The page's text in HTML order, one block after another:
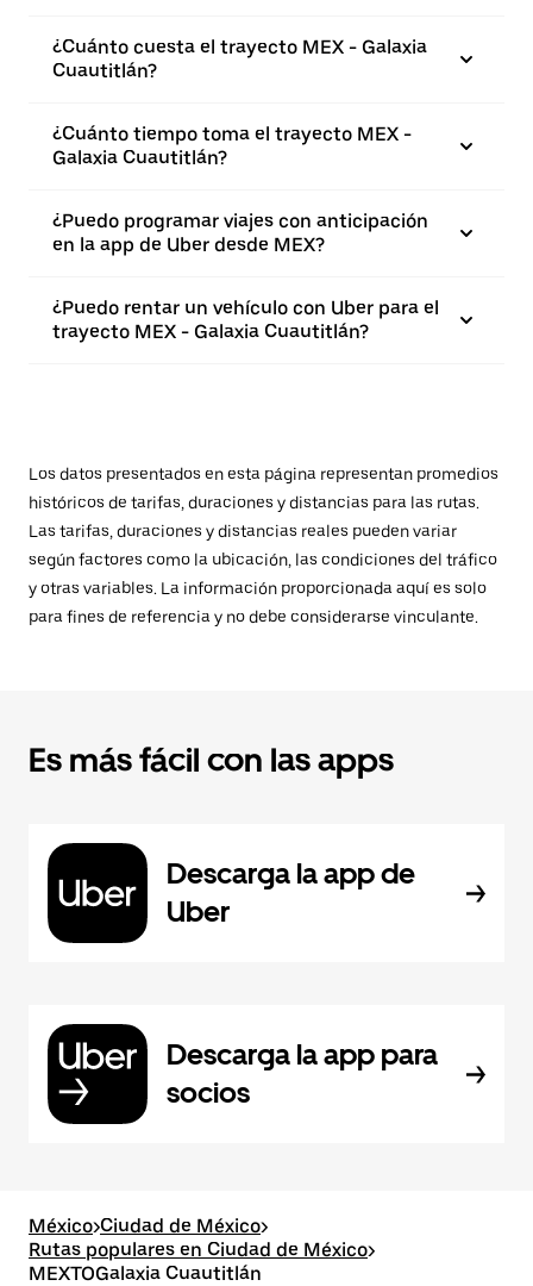
¿Cuánto cuesta el trayecto MEX - Galaxia
Cuautitlán?
¿Cuánto tiempo toma el trayecto MEX -
Galaxia Cuautitlán?
¿Puedo programar viajes con anticipación
en la app de Uber desde MEX?
¿Puedo rentar un vehículo con Uber para el
trayecto MEX - Galaxia Cuautitlán?
Los datos presentados en esta página representan promedios
históricos de tarifas, duraciones y distancias para las rutas.
Las tarifas, duraciones y distancias reales pueden variar
según factores como la ubicación, las condiciones del tráfico
y otras variables. La información proporcionada aquí es solo
para fines de referencia y no debe considerarse vinculante.
Es más fácil con las apps
Descarga la app de
Uber
Descarga la app para
socios
México>Ciudad de México>
Rutas populares en Ciudad de México>
MEXTOGalaxia Cuautitlán